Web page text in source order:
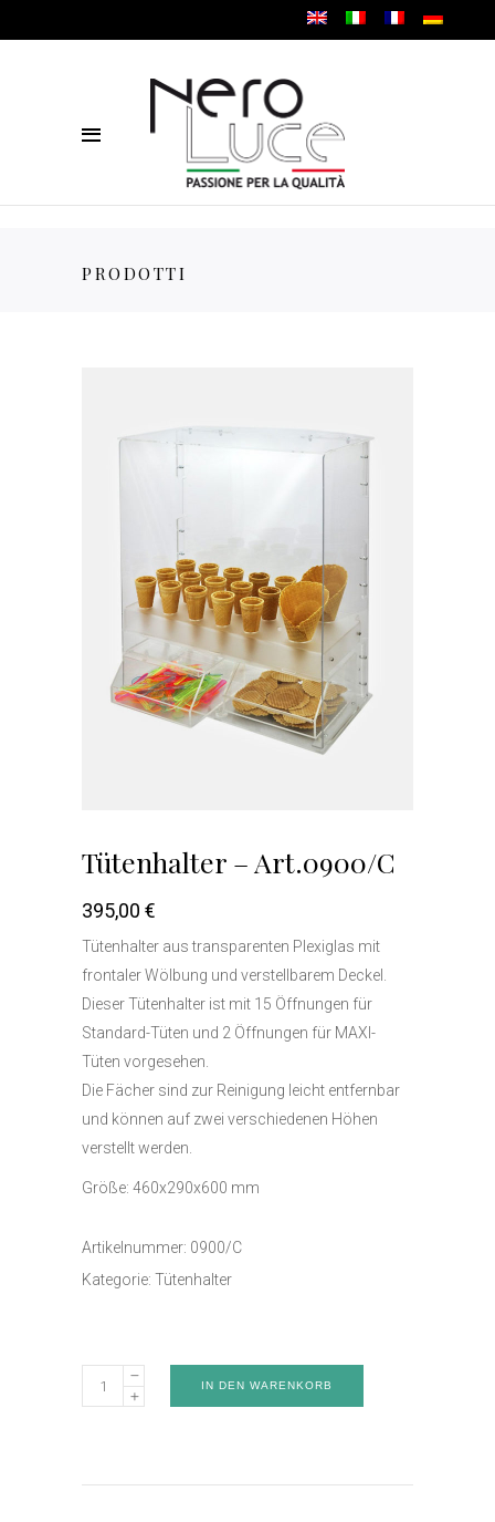
PRODOTTI
Tütenhalter – Art.0900/C
395,00 €
Tütenhalter aus transparenten Plexiglas mit
frontaler Wölbung und verstellbarem Deckel.
Dieser Tütenhalter ist mit 15 Öffnungen für
Standard-Tüten und 2 Öffnungen für MAXI-
Tüten vorgesehen.
Die Fächer sind zur Reinigung leicht entfernbar
und können auf zwei verschiedenen Höhen
verstellt werden.
Größe: 460x290x600 mm
Artikelnummer: 0900/C
Kategorie: Tütenhalter
Tütenhalter
-
IN DEN WARENKORB